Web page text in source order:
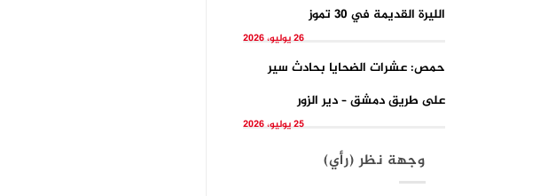
الليرة القديمة في 30 تموز
26 يوليو، 2026
حمص: عشرات الضحايا بحادث سير
على طريق دمشق – دير الزور
25 يوليو، 2026
وجهة نظر (رأي)